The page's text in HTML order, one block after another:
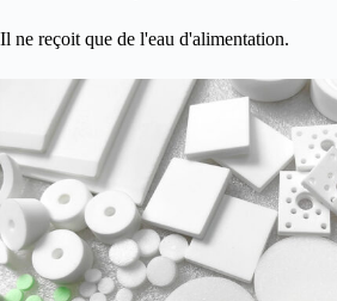
Il ne reçoit que de l'eau d'alimentation.